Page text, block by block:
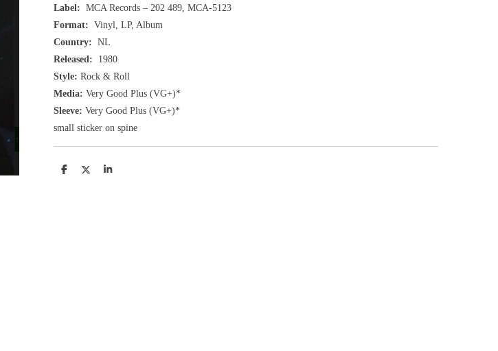
Label: MCA Records – 202 489 MCA-5123
Format: Vinyl, LP, Album
Country: NL
Released: 1980
Style: Rock & Roll
Media: Very Good Plus (VG+)*
Sleeve: Very Good Plus (VG+)*
small sticker on spine
D
D
S